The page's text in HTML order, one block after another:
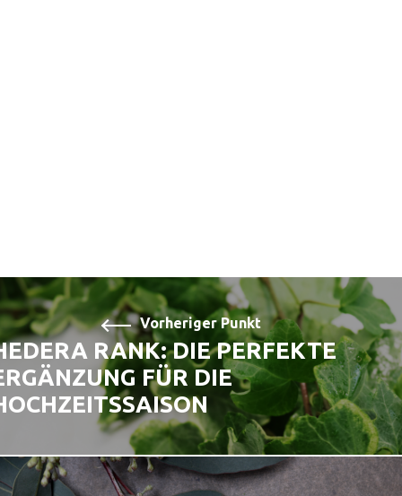
Vorheriger Punkt
RANK: DIE PERFEKTE
FÜR DIE